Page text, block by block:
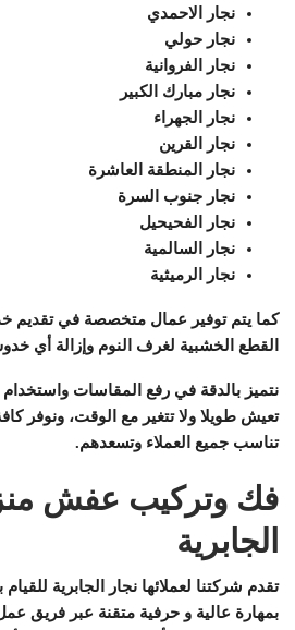
نجار الاحمدي
نجار حولي
نجار الفروانية
نجار مبارك الكبير
نجار الجهراء
نجار القرين
نجار المنطقة العاشرة
نجار جنوب السرة
نجار الفحيحيل
نجار السالمية
نجار الرميثية
كما يتم توفير عمال متخصصة في تقديم
القطع الخشبية لغرف النوم وإزالة أي
نتميز بالدقة في رفع المقاسات واستخدام
تعيش طويلا ولا تتغير مع الوقت، ونوفر
تناسب جميع العملاء وتسعدهم.
فك وتركيب عفش
الجابرية
تقدم شركتنا لعملائها نجار الجابرية
بمهارة عالية و حرفية متقنة عبر فريق